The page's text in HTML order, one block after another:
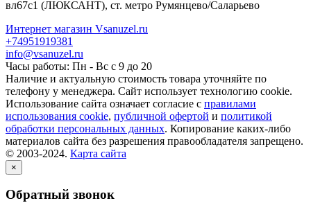
вл67с1 (ЛЮКСАНТ), ст. метро Румянцево/Саларьево
Интернет магазин Vsanuzel.ru
+74951919381
info@vsanuzel.ru
Часы работы: Пн - Вс с 9 до 20
Наличие и актуальную стоимость товара уточняйте по
телефону у менеджера. Сайт использует технологию cookie.
Использование сайта означает согласие с правилами
использования cookie, публичной офертой и политикой
обработки персональных данных. Копирование каких-либо
материалов сайта без разрешения правообладателя запрещено.
© 2003-2024. Карта сайта
×
Обратный звонок